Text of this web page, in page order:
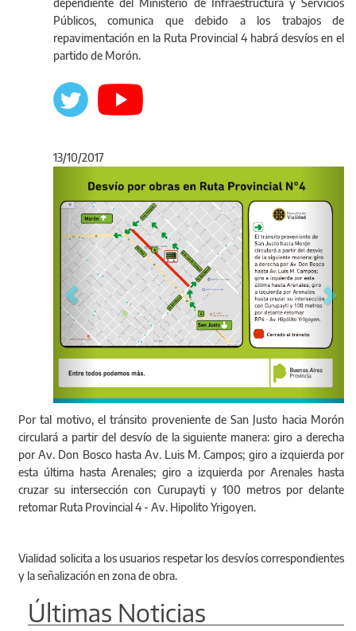
dependiente del Ministerio de Infraestructura y Servicios
Públicos, comunica que debido a los trabajos de
repavimentación en la Ruta Provincial 4 habrá desvíos en el
partido de Morón.
13/10/2017
Por tal motivo, el tránsito proveniente de San Justo hacia Morón
circulará a partir del desvío de la siguiente manera: giro a derecha
por Av. Don Bosco hasta Av. Luis M. Campos; giro a izquierda por
esta última hasta Arenales; giro a izquierda por Arenales hasta
cruzar su intersección con Curupayti y 100 metros por delante
retomar Ruta Provincial 4 - Av. Hipolito Yrigoyen.
Vialidad solicita a los usuarios respetar los desvíos correspondientes
y la señalización en zona de obra.
Últimas Noticias